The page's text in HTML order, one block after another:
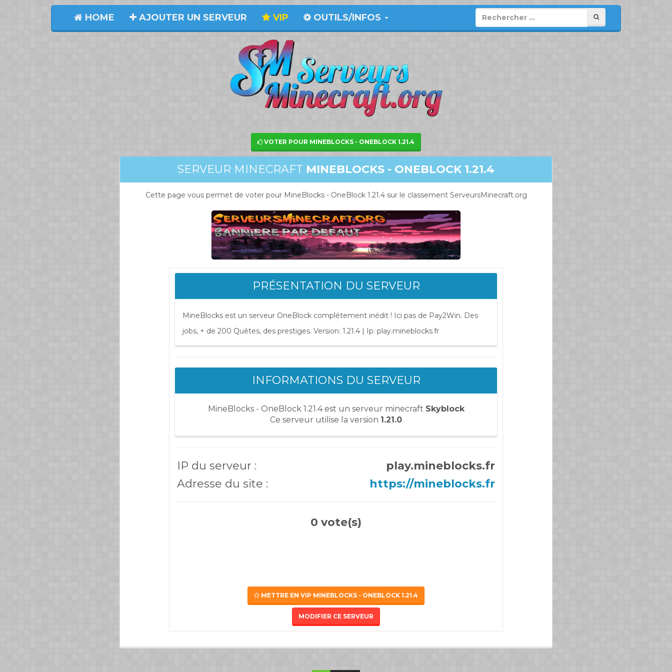
HOME AJOUTER UN SERVEUR VIP OUTILS/INFOS
VOTER POUR MINEBLOCKS - ONEBLOCK 1.21.4
SERVEUR MINECRAFT MINEBLOCKS - ONEBLOCK 1.21.4
Cette page vous permet de voter pour MineBlocks - OneBlock 1.21.4 sur le classement ServeursMinecraft.org
PRÉSENTATION DU SERVEUR
MineBlocks est un serveur OneBlock complétement inédit ! Ici pas de Pay2Win. Des
jobs, + de 200 Quêtes, des prestiges. Version: 1.21.4 | Ip: play.mineblocks.fr
INFORMATIONS DU SERVEUR
MineBlocks - OneBlock 1.21.4 est un serveur minecraft Skyblock
Ce serveur utilise la version 1.21.0
IP du serveur :
play.mineblocks.fr
Adresse du site :
https://mineblocks.fr
0 vote(s)
METTRE EN VIP MINEBLOCKS - ONEBLOCK 1.21.4
MODIFIER CE SERVEUR